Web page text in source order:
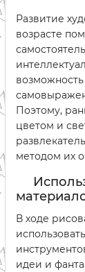
Развитие
возрасте
Поэтому,
цветом и
методом их
В ходе
идеи и